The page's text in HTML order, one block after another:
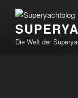
Inhalt
springen
Die Welt der